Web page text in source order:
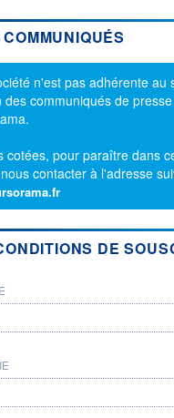
d'information
n'est pas adhérente au
des communiqués de
cotées, pour paraître dans
contacter à l'adresse
DE